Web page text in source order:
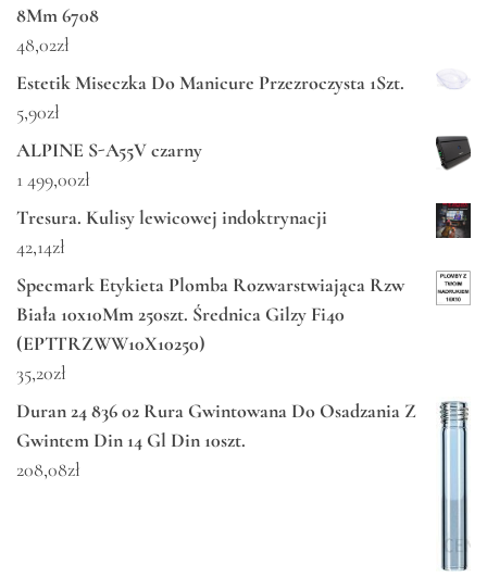
8Mm 6708
48,02zł
Estetik Miseczka Do Manicure Przezroczysta 1Szt.
5,90zł
ALPINE S-A55V czarny
1 499,00zł
Tresura. Kulisy lewicowej indoktrynacji
42,14zł
Specmark Etykieta Plomba Rozwarstwiająca Rzw
Biała 10x10Mm 250szt. Średnica Gilzy Fi40
(EPTTRZWW10X10250)
35,20zł
Duran 24 836 02 Rura Gwintowana Do Osadzania Z
Gwintem Din 14 Gl Din 10szt.
208,08zł